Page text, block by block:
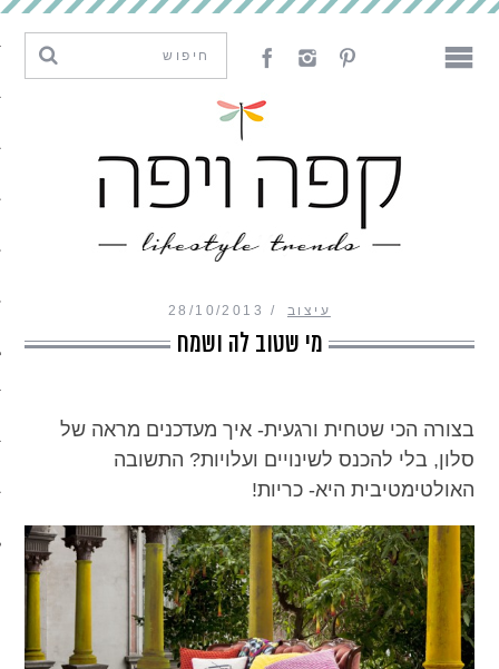
אמנות
נדבר
עיצוב 28/10/2013
מי שטוב לה ושמח
בצורה הכי שטחית ורגעית- איך מעדכנים מראה של
סלון, בלי להכנס לשינויים ועלויות? התשובה
האולטימטיבית היא- כריות!